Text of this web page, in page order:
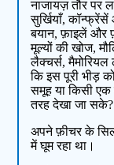
नाजायज़ तौर पर
सुर्खियाँ,
बयान, फ़ाइलें और
मूल्यों की खोज,
लैक्चर्स, मैमोरियल
कि इस पूरी भीड़
समूह या किसी एक
तरह देखा जा सके?
अपने फ़ीचर के
में घूम रहा था।